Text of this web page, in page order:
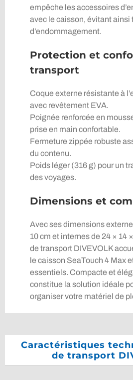
empêche les accessoires
avec le caisson, évitant ainsi
d’endommagement.
Protection et
transport
Coque externe résistante à
avec revêtement EVA.
Poignée renforcée en
prise en main confortable.
Fermeture zippée robuste
du contenu.
Poids léger (316 g) pour un
des voyages.
Dimensions et
Avec ses dimensions
10 cm et internes de 24 × 14
de transport DIVEVOLK
le caisson SeaTouch 4 Max
essentiels. Compacte et
constitue la solution idéale
organiser votre matériel de
Caractéristiques
de transport